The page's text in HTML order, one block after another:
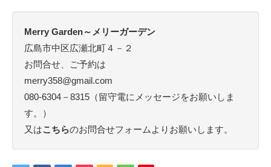
Merry Garden～メリーガーデン
広島市中区広瀬北町４－２
お問合せ、ご予約は
merry358@gmail.com
080-6304－8315（留守電にメッセージをお願いしま
す。）
又はこちらのお問合せフォームよりお願いします。